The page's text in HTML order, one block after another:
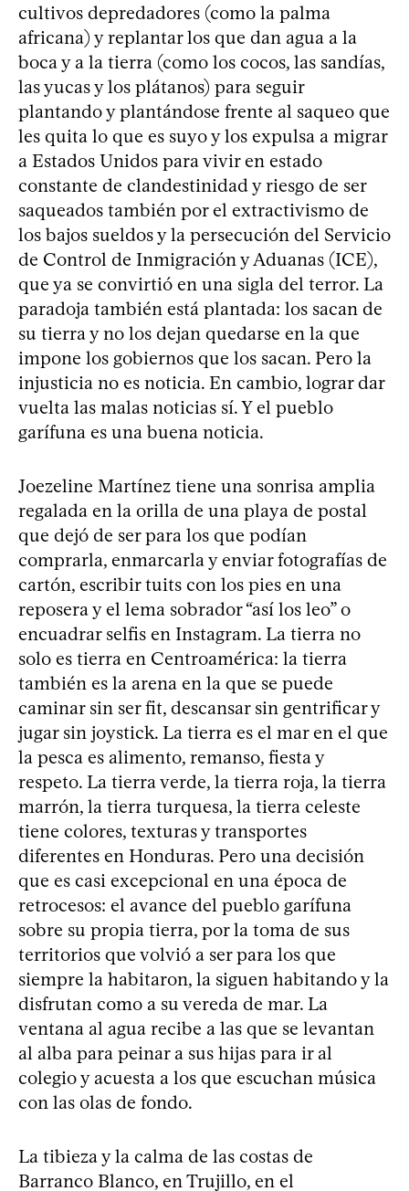
cultivos depredadores (como la palma
africana) y replantar los que dan agua a la
boca y a la tierra (como los cocos, las sandías,
las yucas y los plátanos) para seguir
plantando y plantándose frente al saqueo que
les quita lo que es suyo y los expulsa a migrar
a Estados Unidos para vivir en estado
constante de clandestinidad y riesgo de ser
saqueados también por el extractivismo de
los bajos sueldos y la persecución del Servicio
de Control de Inmigración y Aduanas (ICE),
que ya se convirtió en una sigla del terror. La
paradoja también está plantada: los sacan de
su tierra y no los dejan quedarse en la que
impone los gobiernos que los sacan. Pero la
injusticia no es noticia. En cambio, lograr dar
vuelta las malas noticias sí. Y el pueblo
garífuna es una buena noticia.
Joezeline Martínez tiene una sonrisa amplia
regalada en la orilla de una playa de postal
que dejó de ser para los que podían
comprarla, enmarcarla y enviar fotografías de
cartón, escribir tuits con los pies en una
reposera y el lema sobrador “así los leo” o
encuadrar selfis en Instagram. La tierra no
solo es tierra en Centroamérica: la tierra
también es la arena en la que se puede
caminar sin ser fit, descansar sin gentrificar y
jugar sin joystick. La tierra es el mar en el que
la pesca es alimento, remanso, fiesta y
respeto. La tierra verde, la tierra roja, la tierra
marrón, la tierra turquesa, la tierra celeste
tiene colores, texturas y transportes
diferentes en Honduras. Pero una decisión
que es casi excepcional en una época de
retrocesos: el avance del pueblo garífuna
sobre su propia tierra, por la toma de sus
territorios que volvió a ser para los que
siempre la habitaron, la siguen habitando y la
disfrutan como a su vereda de mar. La
ventana al agua recibe a las que se levantan
al alba para peinar a sus hijas para ir al
colegio y acuesta a los que escuchan música
con las olas de fondo.
La tibieza y la calma de las costas de
Barranco Blanco, en Trujillo, en el